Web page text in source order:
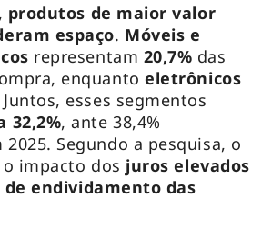
produtos de maior valor
espaço. Móveis e
representam 20,7% das
enquantoeletrônicos
Juntos, esses segmentos
32,2%, ante 38,4%
Segundo a pesquisa, o
impacto dos juros elevados
endividamento das